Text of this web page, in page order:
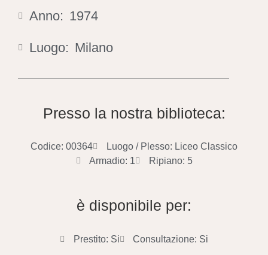
Anno: 1974
Luogo: Milano
Presso la nostra biblioteca:
Codice: 00364
Luogo / Plesso: Liceo Classico
Armadio: 1
Ripiano: 5
è disponibile per:
Prestito: Si Consultazione: Si